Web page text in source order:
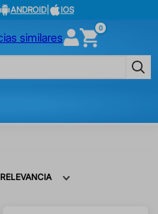
ANDROID| IOS
0
RELEVANCIA